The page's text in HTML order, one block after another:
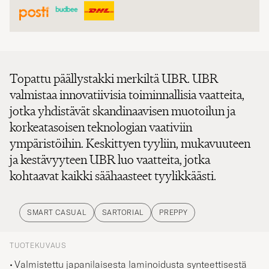
Topattu päällystakki merkiltä UBR. UBR
valmistaa innovatiivisia toiminnallisia vaatteita,
jotka yhdistävät skandinaavisen muotoilun ja
korkeatasoisen teknologian vaativiin
ympäristöihin. Keskittyen tyyliin, mukavuuteen
ja kestävyyteen UBR luo vaatteita, jotka
kohtaavat kaikki säähaasteet tyylikkäästi.
SMART CASUAL SARTORIAL PREPPY